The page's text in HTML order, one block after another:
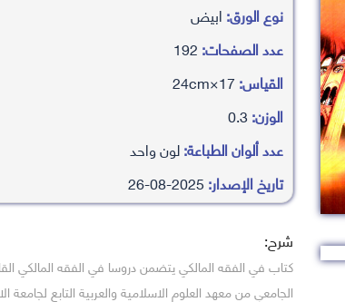
نوع الورق:ابيض
عدد الصفحات:
القياس:17×24cm
الوزن:
عدد ألوان الطباعة:لون واحد
تاريخ الإصدار:
شرح:
كتاب في الفقه المالكي يتضمن دروسا في الفقه المالكي
الجامعي من معهد العلوم الاسلامية والعربية التابع